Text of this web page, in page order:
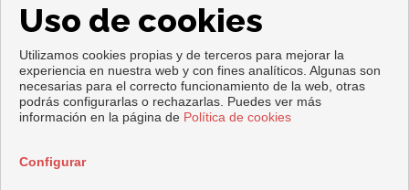
Copyright © 2026. Todos los derechos reservados.
Aviso legal |Política de privacidad |Política de Cookies
Uso de cookies
Utilizamos cookies propias y de terceros para mejorar la
experiencia en nuestra web y con fines analíticos. Algunas son
necesarias para el correcto funcionamiento de la web, otras
podrás configurarlas o rechazarlas. Puedes ver más
información en la página de Política de cookies
Configurar